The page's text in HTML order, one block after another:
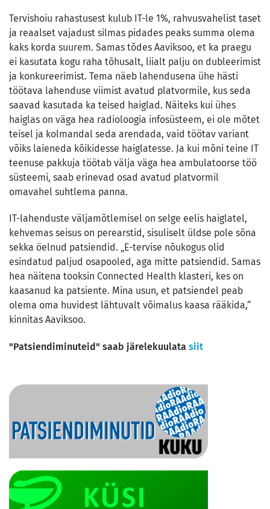
Tervishoiu rahastusest kulub IT-le 1%, rahvusvahelist taset
ja reaalset vajadust silmas pidades peaks summa olema
kaks korda suurem. Samas tõdes Aaviksoo, et ka praegu
ei kasutata kogu raha tõhusalt, liialt palju on dubleerimist
ja konkureerimist. Tema näeb lahendusena ühe hästi
töötava lahenduse viimist avatud platvormile, kus seda
saavad kasutada ka teised haiglad. Näiteks kui ühes
haiglas on väga hea radioloogia infosüsteem, ei ole mõtet
teisel ja kolmandal seda arendada, vaid töötav variant
võiks laieneda kõikidesse haiglatesse. Ja kui mõni teine IT
teenuse pakkuja töötab välja väga hea ambulatoorse töö
süsteemi, saab erinevad osad avatud platvormil
omavahel suhtlema panna.
IT-lahenduste väljamõtlemisel on selge eelis haiglatel,
kehvemas seisus on perearstid, sisuliselt üldse pole sõna
sekka öelnud patsiendid. „E-tervise nõukogus olid
esindatud paljud osapooled, aga mitte patsiendid. Samas
hea näitena tooksin Connected Health klasteri, kes on
kaasanud ka patsiente. Mina usun, et patsiendel peab
olema oma huvidest lähtuvalt võimalus kaasa rääkida,“
kinnitas Aaviksoo.
"Patsiendiminuteid" saab järelekuulata siit